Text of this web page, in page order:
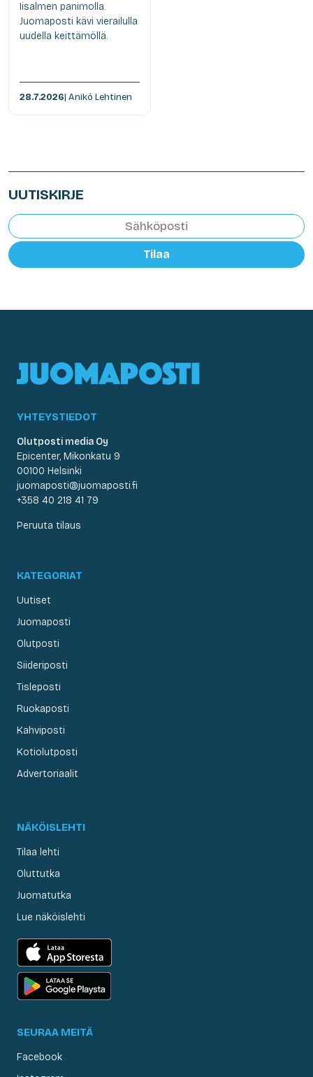
Iisalmen panimolla.
Juomaposti kävi vierailulla
uudella keittämöllä.
28.7.2026| Anikó Lehtinen
UUTISKIRJE
Tilaa
YHTEYSTIEDOT
Olutposti media Oy
Epicenter, Mikonkatu 9
00100 Helsinki
juomaposti@juomaposti.fi
+358 40 218 41 79
Peruuta tilaus
KATEGORIAT
Uutiset
Juomaposti
Olutposti
Siideriposti
Tisleposti
Ruokaposti
Kahviposti
Kotiolutposti
Advertoriaalit
NÄKÖISLEHTI
Tilaa lehti
Oluttutka
Juomatutka
Lue näköislehti
SEURAA MEITÄ
Facebook